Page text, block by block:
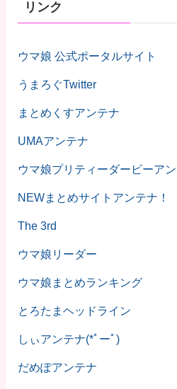
リンク
ウマ娘 公式ポータルサイト
うまろぐTwitter
まとめくすアンテナ
UMAアンテナ
ウマ娘プリティーダービーア
NEWまとめサイトアンテナ！
The 3rd
ウマ娘リーダー
ウマ娘まとめランキング
とろたまヘッドライン
しぃアンテナ(*ﾟーﾟ)
だめぽアンテナ